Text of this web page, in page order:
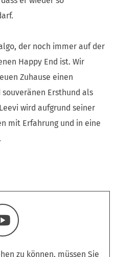
der noch immer auf der
Happy End ist. Wir
Zuhause einen
Ersthund als
wird aufgrund seiner
mit Erfahrung und in eine
zu können, müssen Sie